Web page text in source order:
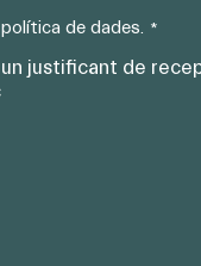
de dades. *
justiﬁcant de